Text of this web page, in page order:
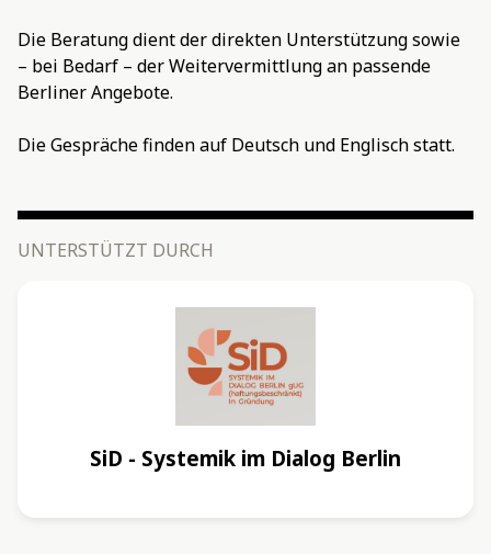
Die Beratung dient der direkten Unterstützung sowie
– bei Bedarf – der Weitervermittlung an passende
Berliner Angebote.
Die Gespräche finden auf Deutsch und Englisch statt.
UNTERSTÜTZT DURCH
SiD - Systemik im Dialog Berlin